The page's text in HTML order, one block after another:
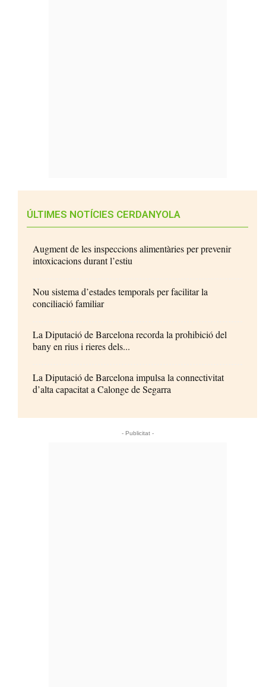
ÚLTIMES NOTÍCIES CERDANYOLA
Augment de les inspeccions alimentàries per prevenir
intoxicacions durant l’estiu
Nou sistema d’estades temporals per facilitar la
conciliació familiar
La Diputació de Barcelona recorda la prohibició del
bany en rius i rieres dels...
La Diputació de Barcelona impulsa la connectivitat
d’alta capacitat a Calonge de Segarra
- Publicitat -